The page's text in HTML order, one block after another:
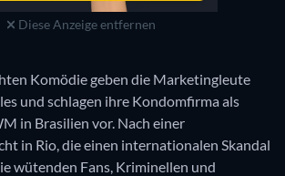
Diese Anzeige entfernen
Komödie geben die Marketingleute
und schlagen ihre Kondomfirma als
in Brasilien vor. Nach einer
in Rio, die einen internationalen Skandal
wütenden Fans, Kriminellen und